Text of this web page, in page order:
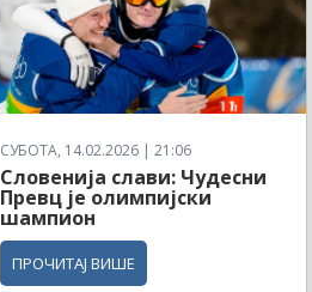
СУБОТА, 14.02.2026 | 21:06
Словенија слави: Чудесни
Превц је олимпијски
шампион
ПРОЧИТАЈ ВИШЕ